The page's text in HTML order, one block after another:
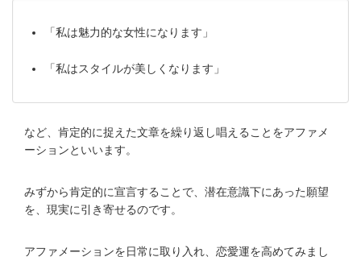
「私は魅力的な女性になります」
「私はスタイルが美しくなります」
など、肯定的に捉えた文章を繰り返し唱えることをアファメ
ーションといいます。
みずから肯定的に宣言することで、潜在意識下にあった願望
を、現実に引き寄せるのです。
アファメーションを日常に取り入れ、恋愛運を高めてみまし